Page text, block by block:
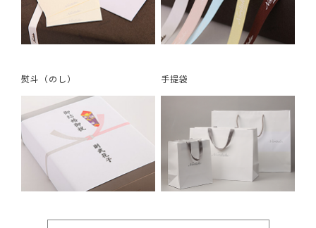
熨斗（のし） 手提袋